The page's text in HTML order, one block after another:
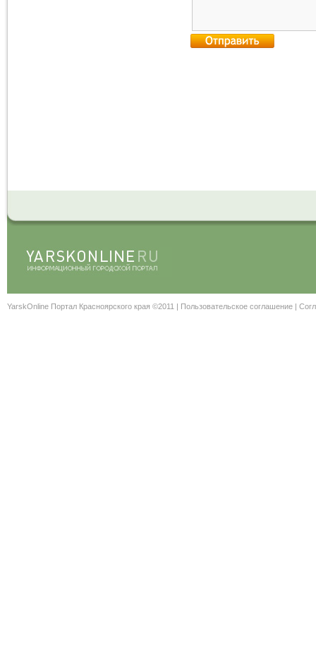
YarskOnline Портал Красноярского края ©2011 | Пользовательское соглашение |